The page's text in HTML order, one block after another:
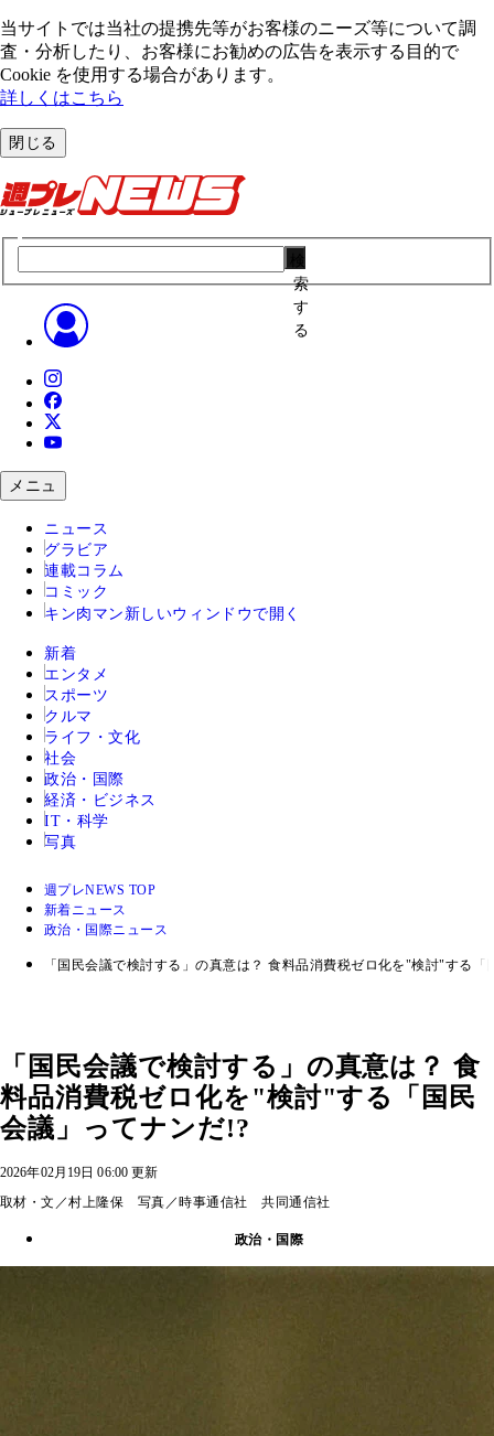
当サイトでは当社の提携先等がお客様のニーズ等について調
査・分析したり、お客様にお勧めの広告を表⽰する⽬的で
Cookie を使⽤する場合があります。
詳しくはこちら
閉じる
索
す
る
メニュ
ニュース
グラビア
連載コラム
コミック
キン肉マン 新しいウィンドウで開く
新着
エンタメ
スポーツ
クルマ
ライフ・文化
社会
政治・国際
経済・ビジネス
IT・科学
写真
週プレNEWS TOP
新着ニュース
政治・国際ニュース
「国民会議で検討する」の真意は？ 食料品消費税ゼロ化を"検討"する「
「国民会議で検討する」の真意は？ 食
料品消費税ゼロ化を"検討"する「国民
会議」ってナンだ!?
2026年02月19日 06:00 更新
取材・文／村上隆保 写真／時事通信社 共同通信社
政治・国際